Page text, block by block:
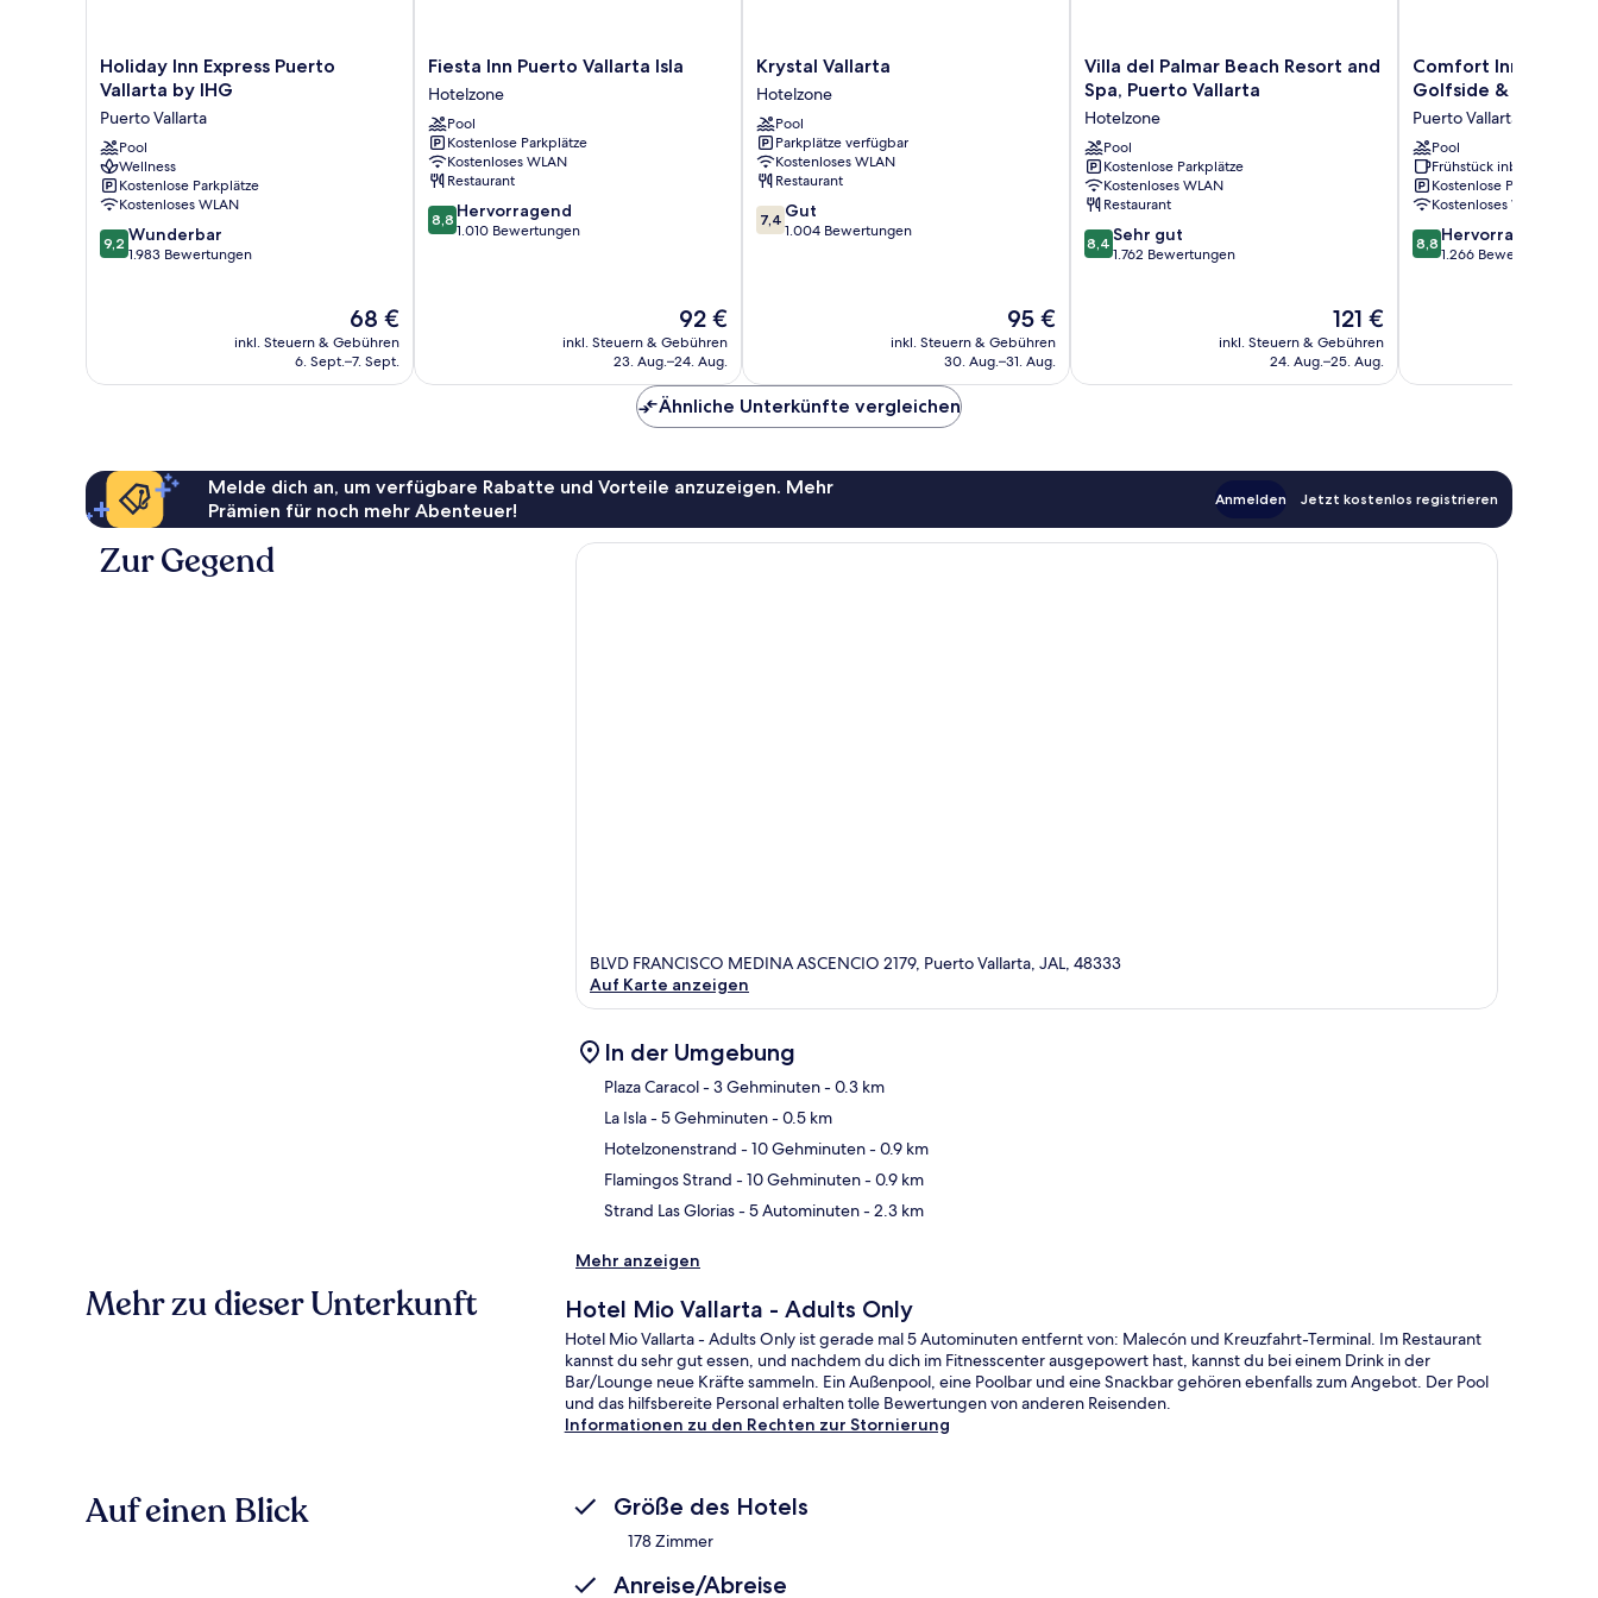
Holiday
Inn
Puerto
Vallarta
by
IHG
Puerto
Vallarta
Holiday Inn Express Puerto
Vallarta by IHG
Puerto Vallarta
Pool
Wellness
Kostenlose Parkplätze
Kostenloses WLAN
9.2
von
9,2 Wunderbar
1.983 Bewertungen
Der
Preis
beträgt
68 €
inkl. Steuern & Gebühren
6. Sept.–7. Sept.
Fiesta
Inn
Puerto
Vallarta
Isla
Hotelzone
Fiesta Inn Puerto Vallarta Isla
Hotelzone
Pool
Kostenlose Parkplätze
Kostenloses WLAN
Restaurant
8.8
von
8,8 Hervorragend
1.010 Bewertungen
Der
Preis
beträgt
92 €
inkl. Steuern & Gebühren
23. Aug.–24. Aug.
Krystal
Vallarta
Hotelzone
Krystal Vallarta
Hotelzone
Pool
Parkplätze verfügbar
Kostenloses WLAN
Restaurant
7.4
von
7,4 Gut
1.004 Bewertungen
Der
Preis
beträgt
95 €
inkl. Steuern & Gebühren
30. Aug.–31. Aug.
Villa
del
Palmar
Beach
Resort
and
Spa,
Puerto
Vallarta
Hotelzone
Villa del Palmar Beach Resort and
Spa, Puerto Vallarta
Hotelzone
Pool
Kostenlose Parkplätze
Kostenloses WLAN
Restaurant
8.4
von
8,4 Sehr gut
1.762 Bewertungen
Der
Preis
beträgt
121 €
inkl. Steuern & Gebühren
24. Aug.–25. Aug.
Comfort
Inn
Vallarta
Golfside
&
Marina
Puerto
Vallarta
Comfort Inn Puerto
Golfside & Marina
Puerto Vallarta
Pool
Frühstück inbegriffen
Kostenlose Parkplätze
Kostenloses WLAN
8.8
von
8,8 Hervorragend
1.266 Bewertungen
Ähnliche Unterkünfte vergleichen
Melde dich an, um verfügbare Rabatte und Vorteile anzuzeigen. Mehr
Prämien für noch mehr Abenteuer!
Anmelden Jetzt kostenlos registrieren
Zur Gegend
BLVD FRANCISCO MEDINA ASCENCIO 2179, Puerto Vallarta, JAL, 48333
Auf Karte anzeigen
In der Umgebung
Plaza Caracol- 3 Gehminuten- 0.3 km
La Isla- 5 Gehminuten- 0.5 km
Hotelzonenstrand - 10 Gehminuten- 0.9 km
Flamingos Strand - 10 Gehminuten- 0.9 km
Strand Las Glorias- 5 Autominuten- 2.3 km
Mehr anzeigen
Mehr zu dieser Unterkunft Hotel Mio Vallarta - Adults Only
Hotel Mio Vallarta - Adults Only ist gerade mal 5 Autominuten entfernt von: Malecón und Kreuzfahrt-Terminal. Im Restaurant
kannst du sehr gut essen, und nachdem du dich im Fitnesscenter ausgepowert hast, kannst du bei einem Drink in der
Bar/Lounge neue Kräfte sammeln. Ein Außenpool, eine Poolbar und eine Snackbar gehören ebenfalls zum Angebot. Der Pool
und das hilfsbereite Personal erhalten tolle Bewertungen von anderen Reisenden.
Informationen zu den Rechten zur Stornierung
Auf einen Blick Größe des Hotels
178 Zimmer
Anreise/Abreise